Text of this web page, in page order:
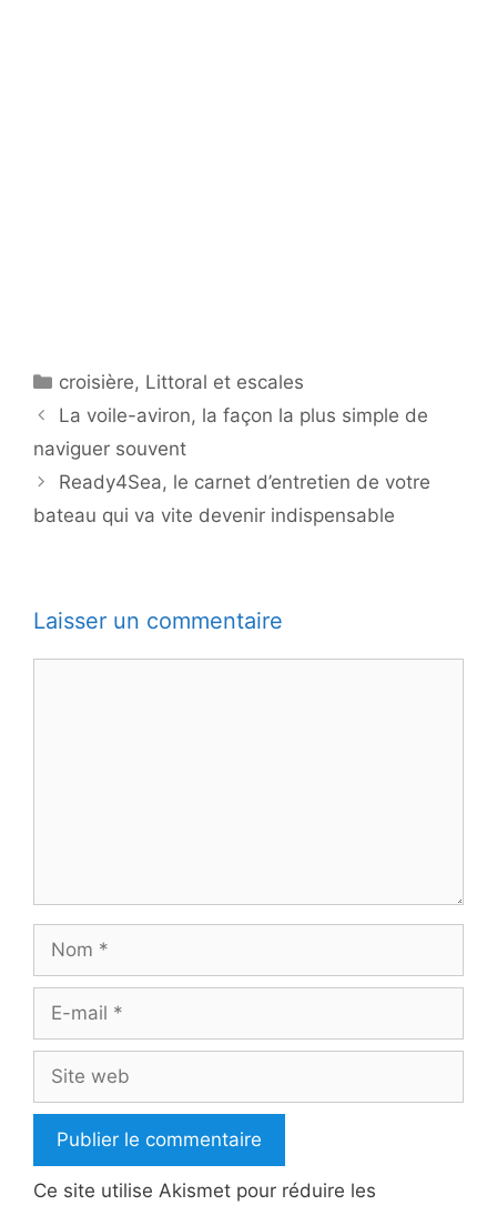
Catégories
croisière, Littoral et escales
La voile-aviron, la façon la plus simple de
naviguer souvent
Ready4Sea, le carnet d’entretien de votre
bateau qui va vite devenir indispensable
Laisser un commentaire
mail
web
Ce site utilise Akismet pour réduire les